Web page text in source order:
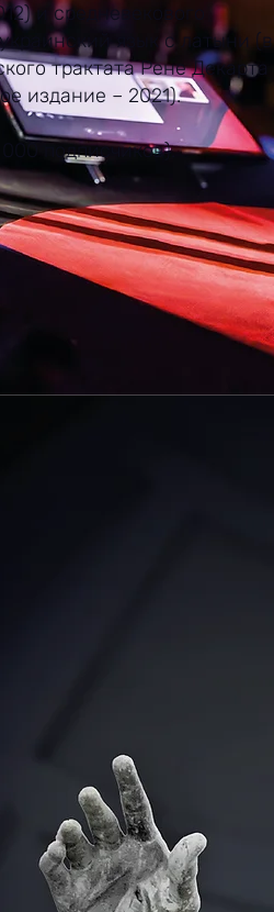
и средневекового
язык с латыни (в
трактата Рене Декарта
издание – 2021).
000 подписчиков).